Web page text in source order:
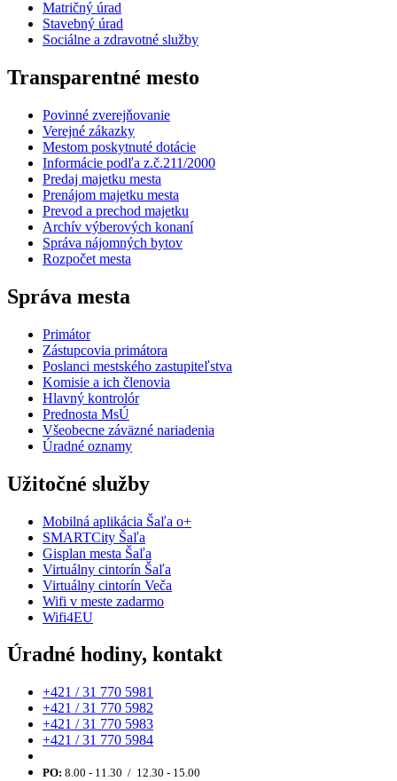
Matričný úrad
Stavebný úrad
Sociálne a zdravotné služby
Transparentné mesto
Povinné zverejňovanie
Verejné zákazky
Mestom poskytnuté dotácie
Informácie podľa z.č.211/2000
Predaj majetku mesta
Prenájom majetku mesta
Prevod a prechod majetku
Archív výberových konaní
Správa nájomných bytov
Rozpočet mesta
Správa mesta
Primátor
Zástupcovia primátora
Poslanci mestského zastupiteľstva
Komisie a ich členovia
Hlavný kontrolór
Prednosta MsÚ
Všeobecne záväzné nariadenia
Úradné oznamy
Užitočné služby
Mobilná aplikácia Šaľa o+
SMARTCity Šaľa
Gisplan mesta Šaľa
Virtuálny cintorín Šaľa
Virtuálny cintorín Veča
Wifi v meste zadarmo
Wifi4EU
Úradné hodiny, kontakt
+421 / 31 770 5981
+421 / 31 770 5982
+421 / 31 770 5983
+421 / 31 770 5984
PO: 8.00 - 11.30 / 12.30 - 15.00